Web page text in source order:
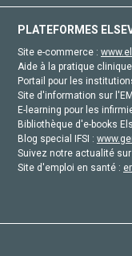
PLATEFORMES
Site e-commerce :
Aide à la pratique
Portail pour les
Site d'information sur
E-learning pour les
Bibliothèque d'e-books
Blog special IFSI :
Suivez notre actualité
Site d'emploi en santé :